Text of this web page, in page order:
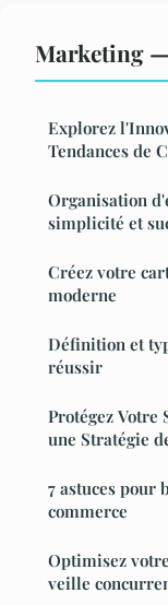
Marketing
Explorez
Tendances de
Organisation
simplicité et
Créez votre
moderne
Définition et
réussir
Protégez Votre
une Stratégie
7 astuces pour
commerce
Optimisez
veille